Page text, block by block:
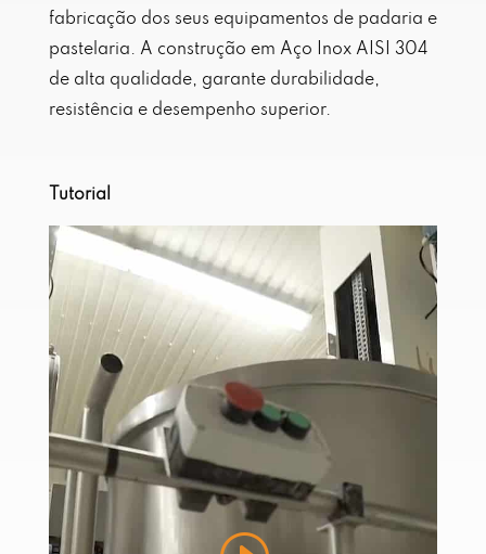
fabricação dos seus equipamentos de padaria e
pastelaria. A construção em Aço Inox AISI 304
de alta qualidade, garante durabilidade,
resistência e desempenho superior.
Tutorial